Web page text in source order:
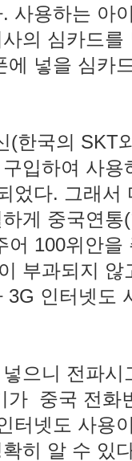
사용하는 아
의 심카드
에 넣을 심카
(한국의 SKT
입하여 사
었다. 그래서
게 중국연
어 100위안
부과되지
3G 인터넷도
으니 전파
가 중국 전화
터넷도 사용
히 알 수 있